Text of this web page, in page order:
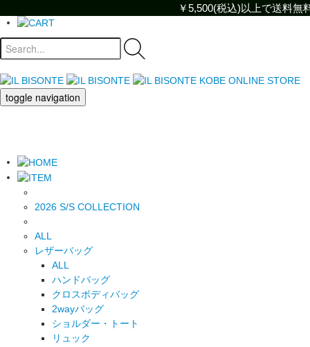
￥5,500(税込)以上で送料
toggle navigation
2026 S/S COLLECTION
ALL
レザーバッグ
ALL
ハンドバッグ
クロスボディバッグ
2wayバッグ
ショルダー・トート
リュック
￥5,500(税込)以上で送料無